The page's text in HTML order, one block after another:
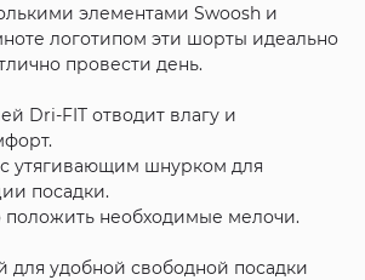
элементами Swoosh и
логотипом эти шорты идеально
провести день.
Dri-FIT отводит влагу и
утягивающим шнурком для
посадки.
необходимые мелочи.
для удобной свободной посадки